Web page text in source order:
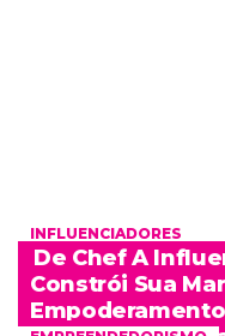
INFLUENCIADORES
De Chef A
Constrói Sua